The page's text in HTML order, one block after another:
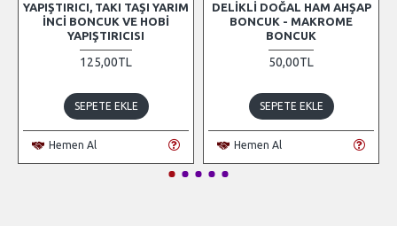
YAPIŞTIRICI, TAKI TAŞI YARIM
İNCI BONCUK VE HOBI
YAPIŞTIRICISI
125,00TL
SEPETE EKLE
Hemen Al
DELIKLI DOĞAL HAM AHŞAP
BONCUK - MAKROME
BONCUK
50,00TL
SEPETE EKLE
Hemen Al